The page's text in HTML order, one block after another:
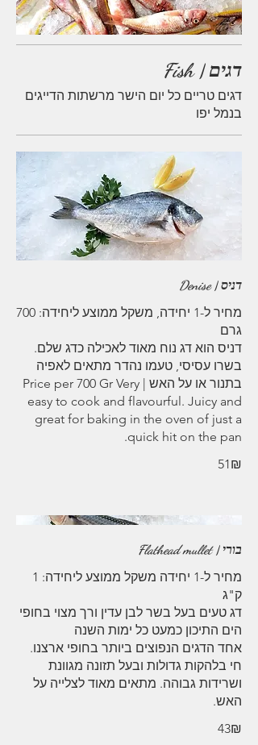
דגים | Fish
דגים טריים כל יום הישר מרשתות הדייגים
בנמל יפו
דניס | Denise
מחיר ל-1 יחידה, משקל ממוצע ליחידה: 700
בשרו עסיסי, טעמו נהדר מתאים לאפיה
בתנור או על האש | Price per 700 Gr Very
easy to cook and flavourful. Juicy and
great for baking in the oven of just a
quick hit on the pan.
‏51 ‏₪
בורי | Flathead mullet
מחיר ל-1 יחידה משקל ממוצע ליחידה: 1
דג טעים בעל בשר לבן עדין ורך מצוי בחופי
אחד הדגים הנפוצים ביותר בחופי ארצנו.
חי בלהקות גדולות ובעל תזונה מגוונת
ושרידות גבוהה. מתאים מאוד לצלייה על
האש.
‏43 ‏₪